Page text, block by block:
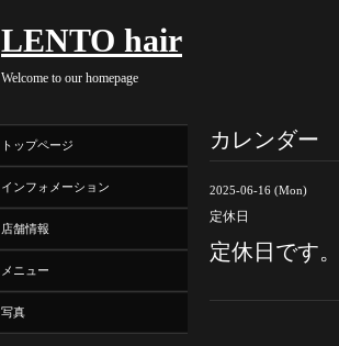
LENTO hair
Welcome to our homepage
カレンダー
2025-06-16 (Mon)
定休日
定休日です
トップページ
インフォメーション
店舗情報
メニュー
写真